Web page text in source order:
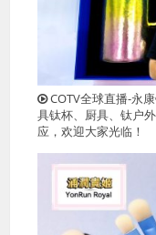
COTV全球直播-永
具钛杯、厨具、钛户
应，欢迎大家光临！